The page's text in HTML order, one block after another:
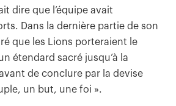
dire que l’équipe avait
Dans la dernière partie de son
que les Lions porteraient le
étendard sacré jusqu’à la
de conclure par la devise
un but, une foi ».